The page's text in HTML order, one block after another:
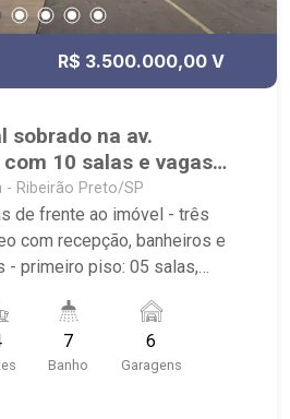
R$ 3.500.000,00 V
10 salas e vagas
- Ribeirão Preto/SP
com recepção, banheiros e
- primeiro piso: 05 salas,
- imóvel com
para loja, showroom,
coworking, cal center, e
7
Banho
6
Garagens